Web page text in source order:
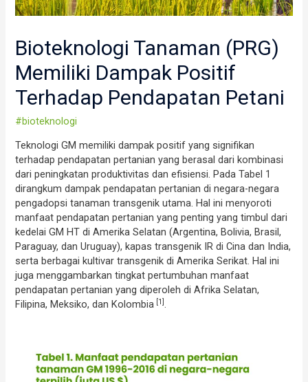
Bioteknologi Tanaman (PRG)
Memiliki Dampak Positif
Terhadap Pendapatan Petani
#bioteknologi
Teknologi GM memiliki dampak positif yang signifikan
terhadap pendapatan pertanian yang berasal dari kombinasi
dari peningkatan produktivitas dan efisiensi. Pada Tabel 1
dirangkum dampak pendapatan pertanian di negara-negara
pengadopsi tanaman transgenik utama. Hal ini menyoroti
manfaat pendapatan pertanian yang penting yang timbul dari
kedelai GM HT di Amerika Selatan (Argentina, Bolivia, Brasil,
Paraguay, dan Uruguay), kapas transgenik IR di Cina dan India,
serta berbagai kultivar transgenik di Amerika Serikat. Hal ini
juga menggambarkan tingkat pertumbuhan manfaat
pendapatan pertanian yang diperoleh di Afrika Selatan,
Filipina, Meksiko, dan Kolombia [1].